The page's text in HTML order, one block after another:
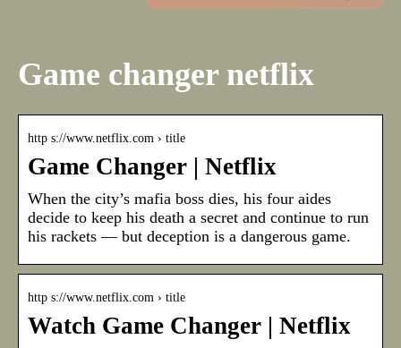
Game changer netflix
http s://www.netflix.com › title
Game Changer | Netflix
When the city’s mafia boss dies, his four aides
decide to keep his death a secret and continue to run
his rackets — but deception is a dangerous game.
http s://www.netflix.com › title
Watch Game Changer | Netflix